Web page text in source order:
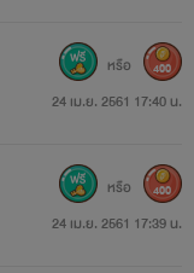
24 เม.ย. 2561 17:40 น.
หรือ 400
24 เม.ย. 2561 17:39 น.
หรือ 400